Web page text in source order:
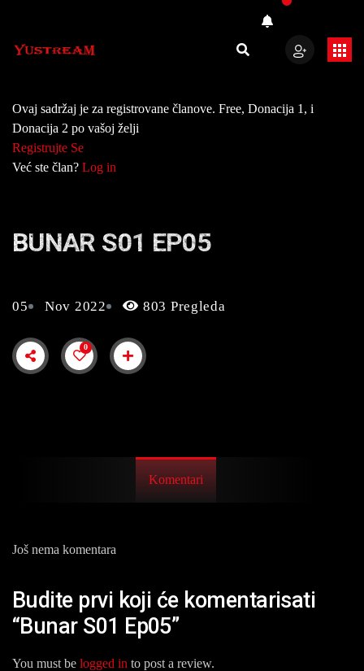
Ovaj sadržaj je za registrovane članove. Free, Donacija 1, i
Donacija 2 po vašoj želji
Registrujte Se
Već ste član? Log in
BUNAR S01 EP05
05 Nov 2022 803 Pregleda
0
Komentari
Još nema komentara
Budite prvi koji će komentarisati
“Bunar S01 Ep05”
You must be logged in to post a review.